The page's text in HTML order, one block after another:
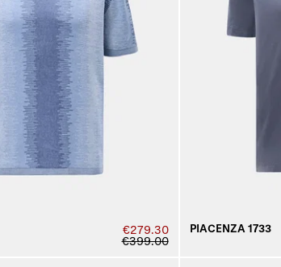
€279.30
€399.00
PIACENZA 1733